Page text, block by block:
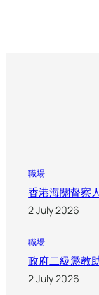
職場
香港海關督察
2 July 2026
職場
政府二級懲教
2 July 2026